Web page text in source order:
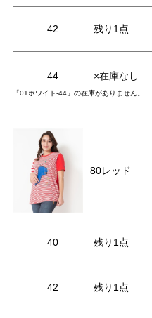
42 残り1点
44 ×在庫なし
「01ホワイト-44」の在庫がありません。
80レッド
40 残り1点
42 残り1点